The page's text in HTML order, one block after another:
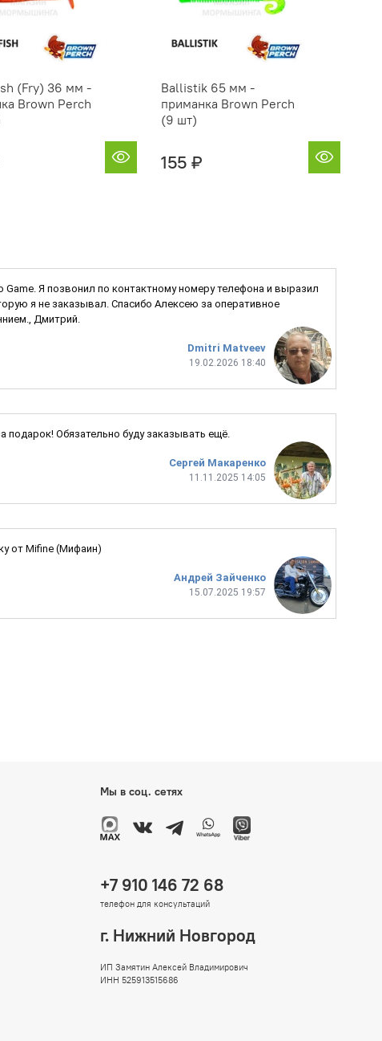
(Fry) 36 мм -
Brown Perch
Ballistik 65 мм -
приманка Brown Perch
(9 шт)
155 ₽
Dmitri Matveev
19.02.2026 18:40
Game. Я позвонил по контактному номеру телефона и выразил
я не заказывал. Спасибо Алексею за оперативное
Дмитрий.
Сергей Макаренко
11.11.2025 14:05
подарок! Обязательно буду заказывать ещё.
Андрей Зайченко
15.07.2025 19:57
от Mifine (Мифаин)
Мы в соц. сетях
+7 910 146 72 68
телефон для консультаций
г. Нижний Новгород
ИП Замятин Алексей Владимирович
ИНН 525913515686